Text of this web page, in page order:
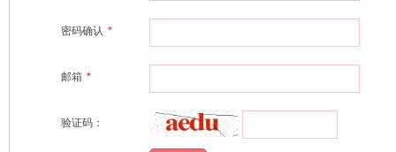
密码确认 *
邮箱 *
验证码：